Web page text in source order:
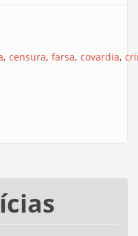
censura farsa covardia